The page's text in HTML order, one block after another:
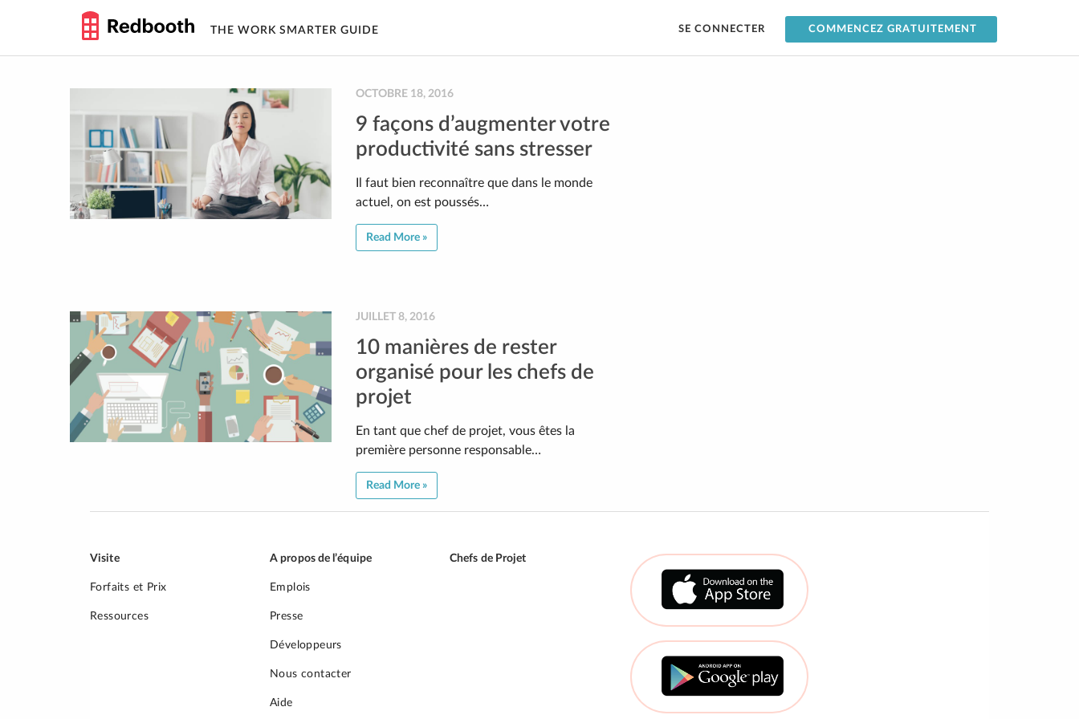
THE WORK SMARTER GUIDE SE CONNECTER COMMENCEZ GRATUITEMENT
OCTOBRE 18, 2016
9 façons d’augmenter votre
productivité sans stresser
Il faut bien reconnaître que dans le monde
actuel, on est poussés…
Read More »
JUILLET 8, 2016
10 manières de rester
organisé pour les chefs de
projet
En tant que chef de projet, vous êtes la
première personne responsable…
Read More »
Visite
Forfaits et Prix
Ressources
A propos de l’équipe
Emplois
Presse
Développeurs
Nous contacter
Aide
Chefs de Projet